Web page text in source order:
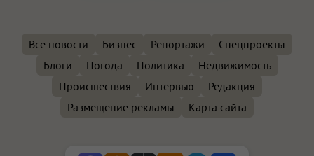
Все новости Бизнес Репортажи
Спецпроекты
Блоги
Погода Политика
Недвижимость
Происшествия
Интервью
Редакция
Размещение рекламы
Карта сайта